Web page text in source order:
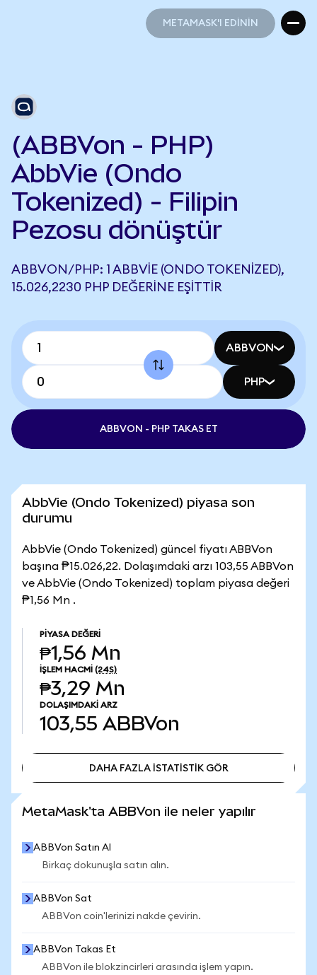
METAMASK'I EDİNİN
(ABBVon - PHP)
AbbVie (Ondo
Tokenized) - Filipin
Pezosu dönüştür
ABBVON/PHP: 1 ABBVIE (ONDO TOKENIZED),
15.026,2230 PHP DEĞERINE EŞITTIR
ABBVON
PHP
ABBVON - PHP TAKAS ET
AbbVie (Ondo Tokenized) piyasa son
durumu
AbbVie (Ondo Tokenized) güncel fiyatı ABBVon
başına ₱15.026,22. Dolaşımdaki arzı 103,55 ABBVon
ve AbbVie (Ondo Tokenized) toplam piyasa değeri
₱1,56 Mn .
PIYASA DEĞERI
₱1,56 Mn
İŞLEM HACMI (24S)
₱3,29 Mn
DOLAŞIMDAKI ARZ
103,55 ABBVon
DAHA FAZLA İSTATİSTİK GÖR
MetaMask'ta ABBVon ile neler yapılır
ABBVon Satın Al
Birkaç dokunuşla satın alın.
ABBVon Sat
ABBVon coin'lerinizi nakde çevirin.
ABBVon Takas Et
ABBVon ile blokzincirleri arasında işlem yapın.